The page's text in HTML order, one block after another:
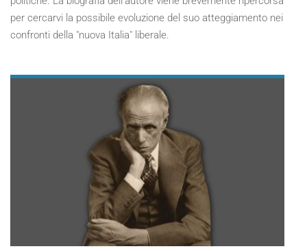
per cercarvi la possibile evoluzione del suo atteggiamento nei
confronti della "nuova Italia" liberale.